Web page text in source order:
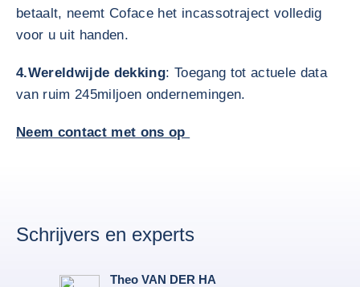
betaalt, neemt Coface het incassotraject volledig
voor u uit handen.
4.Wereldwijde dekking: Toegang tot actuele data
van ruim 245miljoen ondernemingen.
Neem contact met ons op
Schrijvers en experts
Theo VAN DER HA